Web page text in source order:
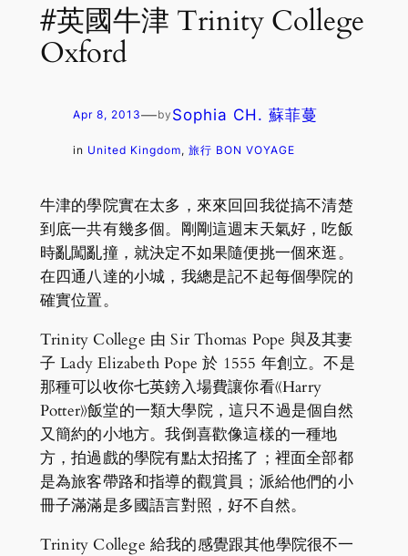
#英國牛津 Trinity College
Oxford
Apr 8, 2013—by Sophia CH. 蘇菲蔓
in United Kingdom, 旅行 BON VOYAGE
牛津的學院實在太多，來來回回我從搞不清楚
到底一共有幾多個。剛剛這週末天氣好，吃飯
時亂闖亂撞，就決定不如果隨便挑一個來逛。
在四通八達的小城，我總是記不起每個學院的
確實位置。
Trinity College 由 Sir Thomas Pope 與及其妻
子 Lady Elizabeth Pope 於 1555 年創立。不是
那種可以收你七英鎊入場費讓你看《Harry
Potter》飯堂的一類大學院，這只不過是個自然
又簡約的小地方。我倒喜歡像這樣的一種地
方，拍過戲的學院有點太招搖了；裡面全部都
是為旅客帶路和指導的觀賞員；派給他們的小
冊子滿滿是多國語言對照，好不自然。
Trinity College 給我的感覺跟其他學院很不一